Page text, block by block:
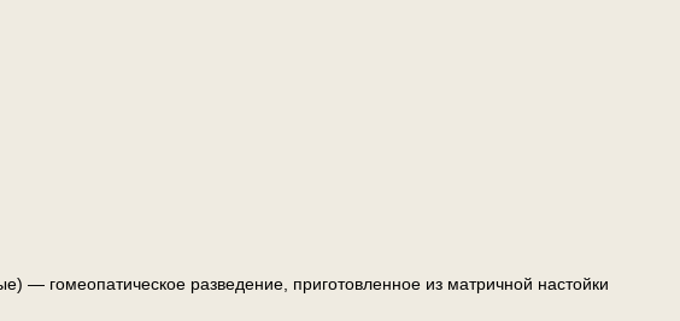
— гомеопатическое разведение, приготовленное из матричной настойки